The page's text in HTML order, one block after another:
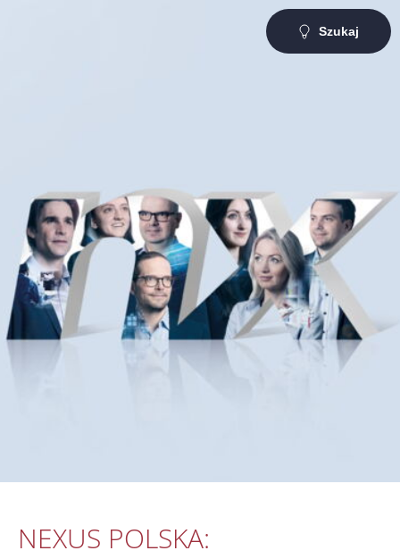
Szukaj
NEXUS POLSKA: